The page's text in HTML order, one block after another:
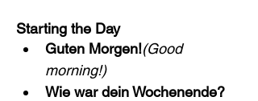
Starting the Day
Guten Morgen!(Good
morning!)
Wie war dein Wochenende?